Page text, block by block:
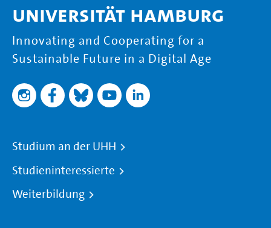
Universität Hamburg
Innovating and Cooperating for a
Sustainable Future in a Digital Age
Studium an der UHH
Studieninteressierte
Weiterbildung